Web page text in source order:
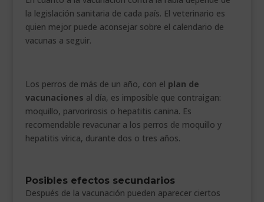
la legislación sanitaria de cada país. El veterinario es
quien mejor puede aconsejar sobre el calendario de
vacunas a seguir.
Los perros de más de un año, con el plan de
vacunaciones al día, es imposible que contraigan:
moquillo, parvorirosis o hepatitis canina. Es
recomendable revacunar a los perros de moquillo y
hepatitis vírica, durante dos o tres años.
Posibles efectos secundarios
Después de la vacunación pueden aparecer ciertos